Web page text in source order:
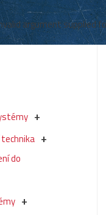
do
argument supplied